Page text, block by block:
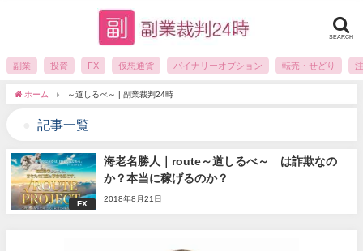
SEARCH
副業 投資 FX 仮想通貨 バイナリーオプション 転売・せどり
ホーム ～道しるべ～ | 副業裁判24時
記事一覧
FX
海老名勝人｜route～道しるべ～ は詐欺なの
か？本当に稼げるのか？
2018年8月21日